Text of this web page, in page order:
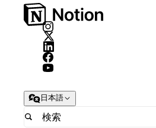
日本語